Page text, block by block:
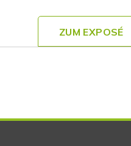
ZUM EXPOSÉ